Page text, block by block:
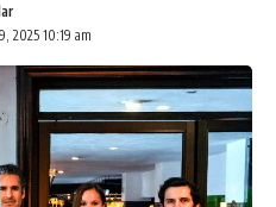
2025 10:19 am